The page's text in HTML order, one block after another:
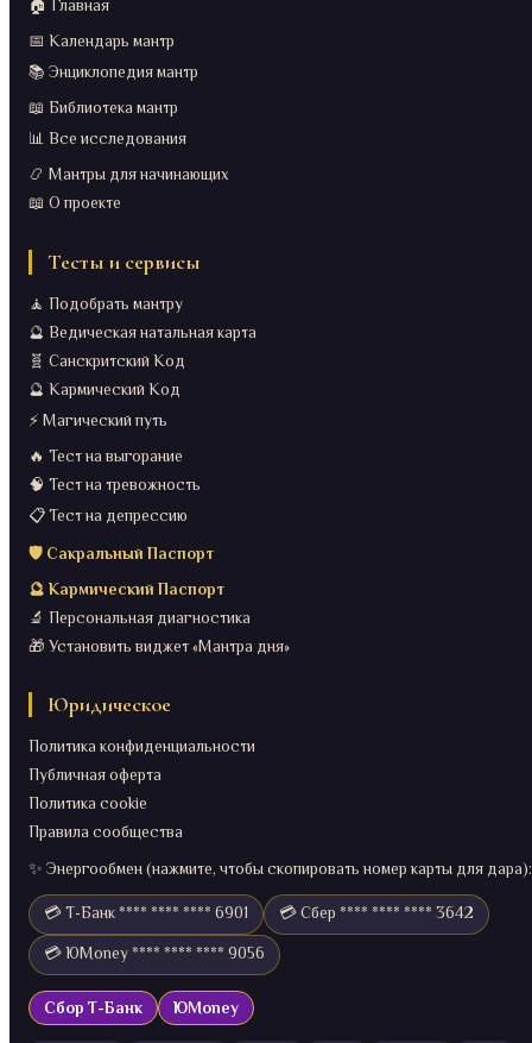
🏠 Главная
📅 Календарь мантр
📚 Энциклопедия мантр
📖 Библиотека мантр
📊 Все исследования
📿 Мантры для начинающих
📖 О проекте
Тесты и сервисы
🧘 Подобрать мантру
🔮 Ведическая натальная карта
🧬 Санскритский Код
🔮 Кармический Код
⚡ Магический путь
🔥 Тест на выгорание
🧠 Тест на тревожность
📋 Тест на депрессию
🛡️ Сакральный Паспорт
🔮 Кармический Паспорт
🔬 Персональная диагностика
🎁 Установить виджет «Мантра дня»
Юридическое
Политика конфиденциальности
Публичная оферта
Политика cookie
Правила сообщества
✨ Энергообмен (нажмите, чтобы скопировать номер карты для дара):
💳 Т-Банк **** **** **** 6901 💳 Сбер **** **** **** 3642
💳 ЮMoney **** **** **** 9056
Сбор Т-Банк ЮMoney